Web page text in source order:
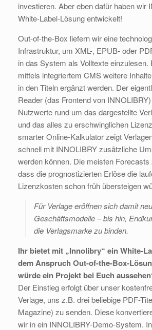
investieren. Aber eben dafür haben wir
White-Label-Lösung entwickelt!
Out-of-the-Box liefern wir eine
Infrastruktur, um XML-, EPUB- oder
in das System als Volltexte einzulesen.
mittels integriertem CMS weitere
in den Titeln ergänzt werden. Der
Reader (das Frontend von
Nutzwerte rund um das dargestellte
und das alles zu erschwinglichen
smarter Online-Kalkulator zeigt
schnell mit INNOLIBRY zusätzliche
werden können. Die meisten Forecasts
dass die prognostizierten Erlöse die
Lizenzkosten schon früh übersteigen
Für Verlage eröffnen sich damit
Geschäftsmodelle – bis hin,
die Verlagsmarke zu binden.
Ihr bietet mit „Innolibry“ ein White-
dem Anspruch Out-of-the-Box-
würde ein Projekt bei Euch
Der Einstieg erfolgt über unser
Verlage, uns z.B. drei beliebige PDF-
Magazine) zu senden. Diese
wir in ein INNOLIBRY-Demo-System.